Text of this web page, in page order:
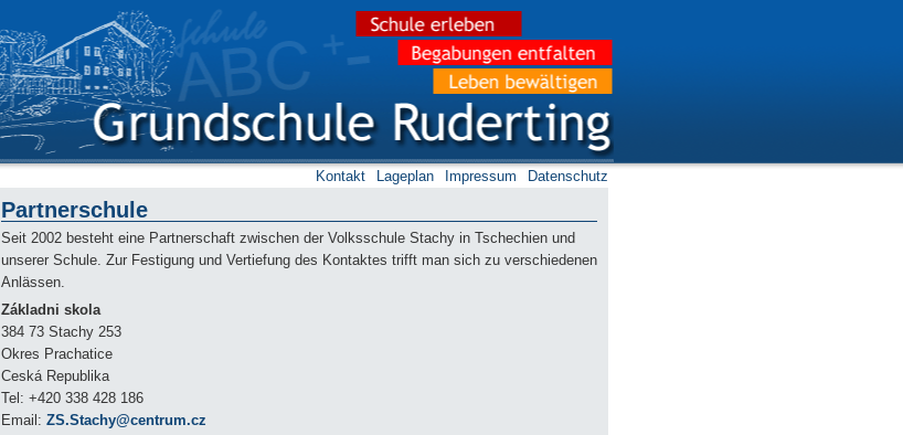
Kontakt Lageplan Impressum Datenschutz
Partnerschule
Seit 2002 besteht eine Partnerschaft zwischen der Volksschule Stachy in Tschechien und
unserer Schule. Zur Festigung und Vertiefung des Kontaktes trifft man sich zu verschiedenen
Anlässen.
Základni skola
384 73 Stachy 253
Okres Prachatice
Ceská Republika
Tel: +420 338 428 186
Email: ZS.Stachy@centrum.cz